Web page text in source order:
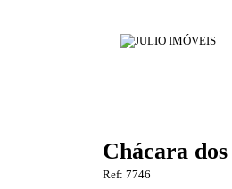
Chácara
Ref: 7746